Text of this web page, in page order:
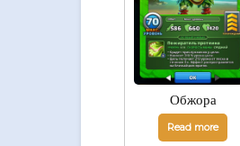
Обжора
Read more